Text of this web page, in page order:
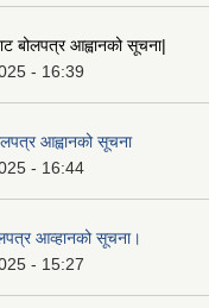
बोलपत्र आह्वानको सूचना|
- 16:39
आह्वानको सूचना
- 16:44
आव्हानको सूचना।
- 15:27